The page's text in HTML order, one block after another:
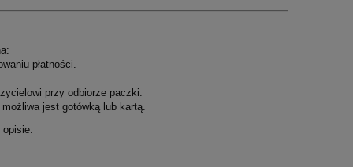
płatności.
przy odbiorze paczki.
jest gotówką lub kartą.
opisie.